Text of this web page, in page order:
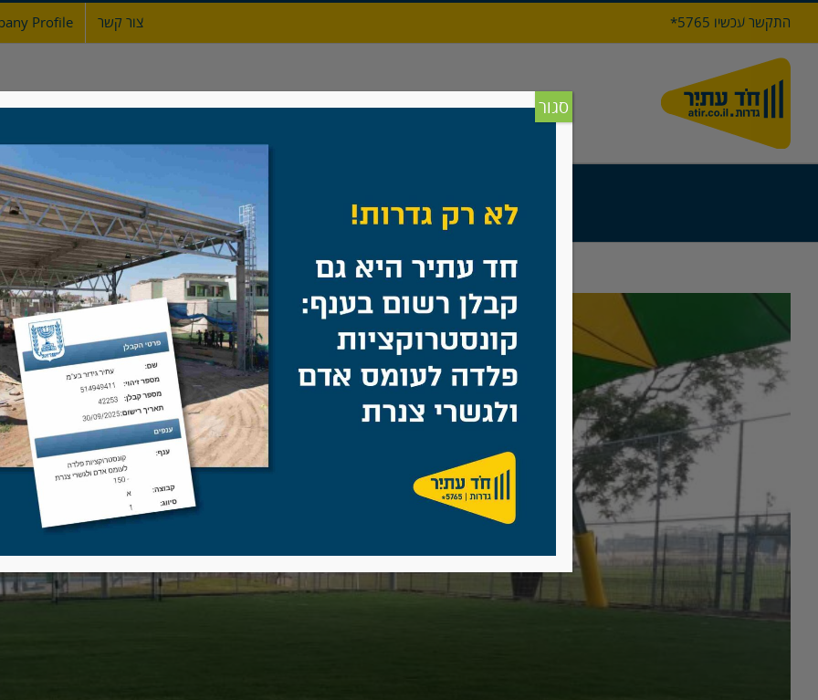
לתוכןהתקשר עכשיו 5765* צור קשר Profile
דף הבית אודות גדרות מעקות ברזל שערים
מגרש ספורט, קיבוץ עינת
מה חדש / מגרש ספורט, קיבוץ עינת
מוגדלת
סגור